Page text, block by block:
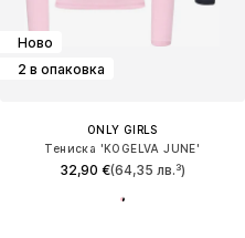
Ново
2 в опаковка
ONLY GIRLS
Тениска 'KOGELVA JUNE'
32,90 €(64,35 лв.³)